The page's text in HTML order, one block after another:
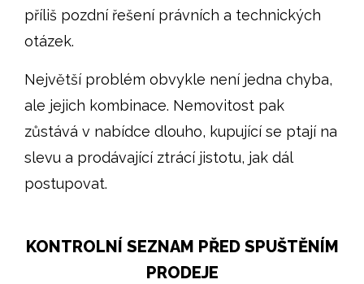
příliš pozdní řešení právních a technických
otázek.
Největší problém obvykle není jedna chyba,
ale jejich kombinace. Nemovitost pak
zůstává v nabídce dlouho, kupující se ptají na
slevu a prodávající ztrácí jistotu, jak dál
postupovat.
KONTROLNÍ SEZNAM PŘED SPUŠTĚNÍM
PRODEJE